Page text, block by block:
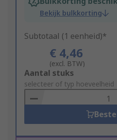
Bekijk bulkkorting
Subtotaal (1 eenheid)*
€ 4,46
(excl. BTW)
Add
to
Basket
Aantal stuks
selecteer of typ hoeveelheid